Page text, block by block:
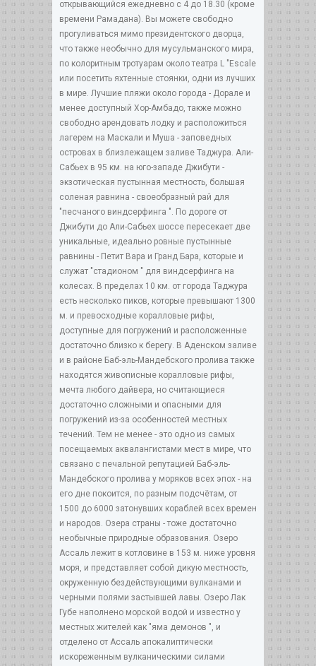
открывающийся ежедневно с 4 до 18.30 (кроме
времени Рамадана). Вы можете свободно
прогуливаться мимо президентского дворца,
что также необычно для мусульманского мира,
по колоритным тротуарам около театра L "Escale
или посетить яхтенные стоянки, одни из лучших
в мире. Лучшие пляжи около города - Дорале и
менее доступный Хор-Амбадо, также можно
свободно арендовать лодку и расположиться
лагерем на Маскали и Муша - заповедных
островах в близлежащем заливе Таджура. Али-
Сабьех в 95 км. на юго-западе Джибути -
экзотическая пустынная местность, большая
соленая равнина - своеобразный рай для
"песчаного виндсерфинга ". По дороге от
Джибути до Али-Сабьех шоссе пересекает две
уникальные, идеально ровные пустынные
равнины - Петит Вара и Гранд Бара, которые и
служат "стадионом " для виндсерфинга на
колесах. В пределах 10 км. от города Таджура
есть несколько пиков, которые превышают 1300
м. и превосходные коралловые рифы,
доступные для погружений и расположенные
достаточно близко к берегу. В Аденском заливе
и в районе Баб-эль-Мандебского пролива также
находятся живописные коралловые рифы,
мечта любого дайвера, но считающиеся
достаточно сложными и опасными для
погружений из-за особенностей местных
течений. Тем не менее - это одно из самых
посещаемых аквалангистами мест в мире, что
связано с печальной репутацией Баб-эль-
Мандебского пролива у моряков всех эпох - на
его дне покоится, по разным подсчётам, от
1500 до 6000 затонувших кораблей всех времен
и народов. Озера страны - тоже достаточно
необычные природные образования. Озеро
Ассаль лежит в котловине в 153 м. ниже уровня
моря, и представляет собой дикую местность,
окруженную бездействующими вулканами и
черными полями застывшей лавы. Озеро Лак
Губе наполнено морской водой и известно у
местных жителей как "яма демонов ", и
отделено от Ассаль апокалиптически
искореженным вулканическими силами